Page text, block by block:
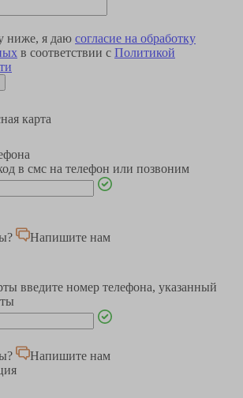
ниже, я даю согласие на обработку
в соответствии с Политикой
карта
в смс на телефон или позвоним
Напишите нам
введите номер телефона, указанный
Напишите нам